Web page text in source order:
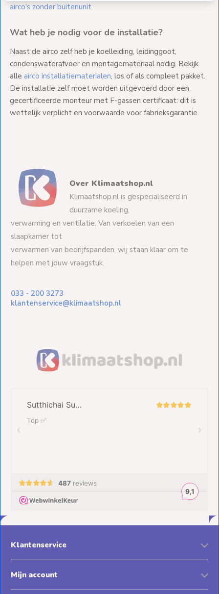
airco's zonder buitenunit.
Wat heb je nodig voor de installatie?
Naast de airco zelf heb je koelleiding, leidinggoot,
condenswaterafvoer en montagemateriaal nodig. Bekijk
alle airco installatiematerialen, los of als compleet pakket.
De installatie zelf moet worden uitgevoerd door een
gecertificeerde monteur met F-gassen certificaat: dit is
wettelijk verplicht en voorwaarde voor fabrieksgarantie.
Over Klimaatshop.nl
Klimaatshop.nl is gespecialiseerd in
duurzame koeling,
verwarming en ventilatie. Van verkoelen van een
slaapkamer tot
verwarmen van bedrijfspanden, wij staan klaar om te
helpen met jouw vraagstuk.
033 - 200 3273
klantenservice@klimaatshop.nl
Klantenservice
Mijn account